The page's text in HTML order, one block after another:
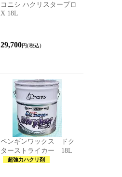
コニシ ハクリスタープロ
X 18L
29,700円(税込)
ペンギンワックス ドク
ターストライカー 18L
超強力ハクリ剤